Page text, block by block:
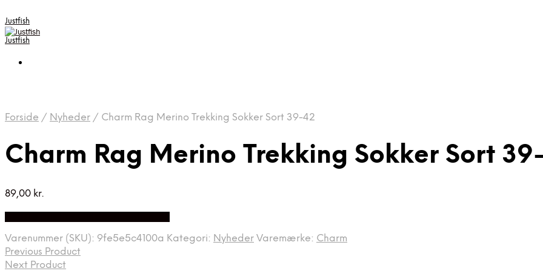
Justfish
Justfish
Forside / Nyheder / Charm Rag Merino Trekking Sokker Sort 39-42
Charm Rag Merino Trekking Sokker Sort
89,00 kr.
Varenummer (SKU): 9fe5e5c4100a Kategori: Nyheder Varemærke: Charm
Previous Product
Next Product